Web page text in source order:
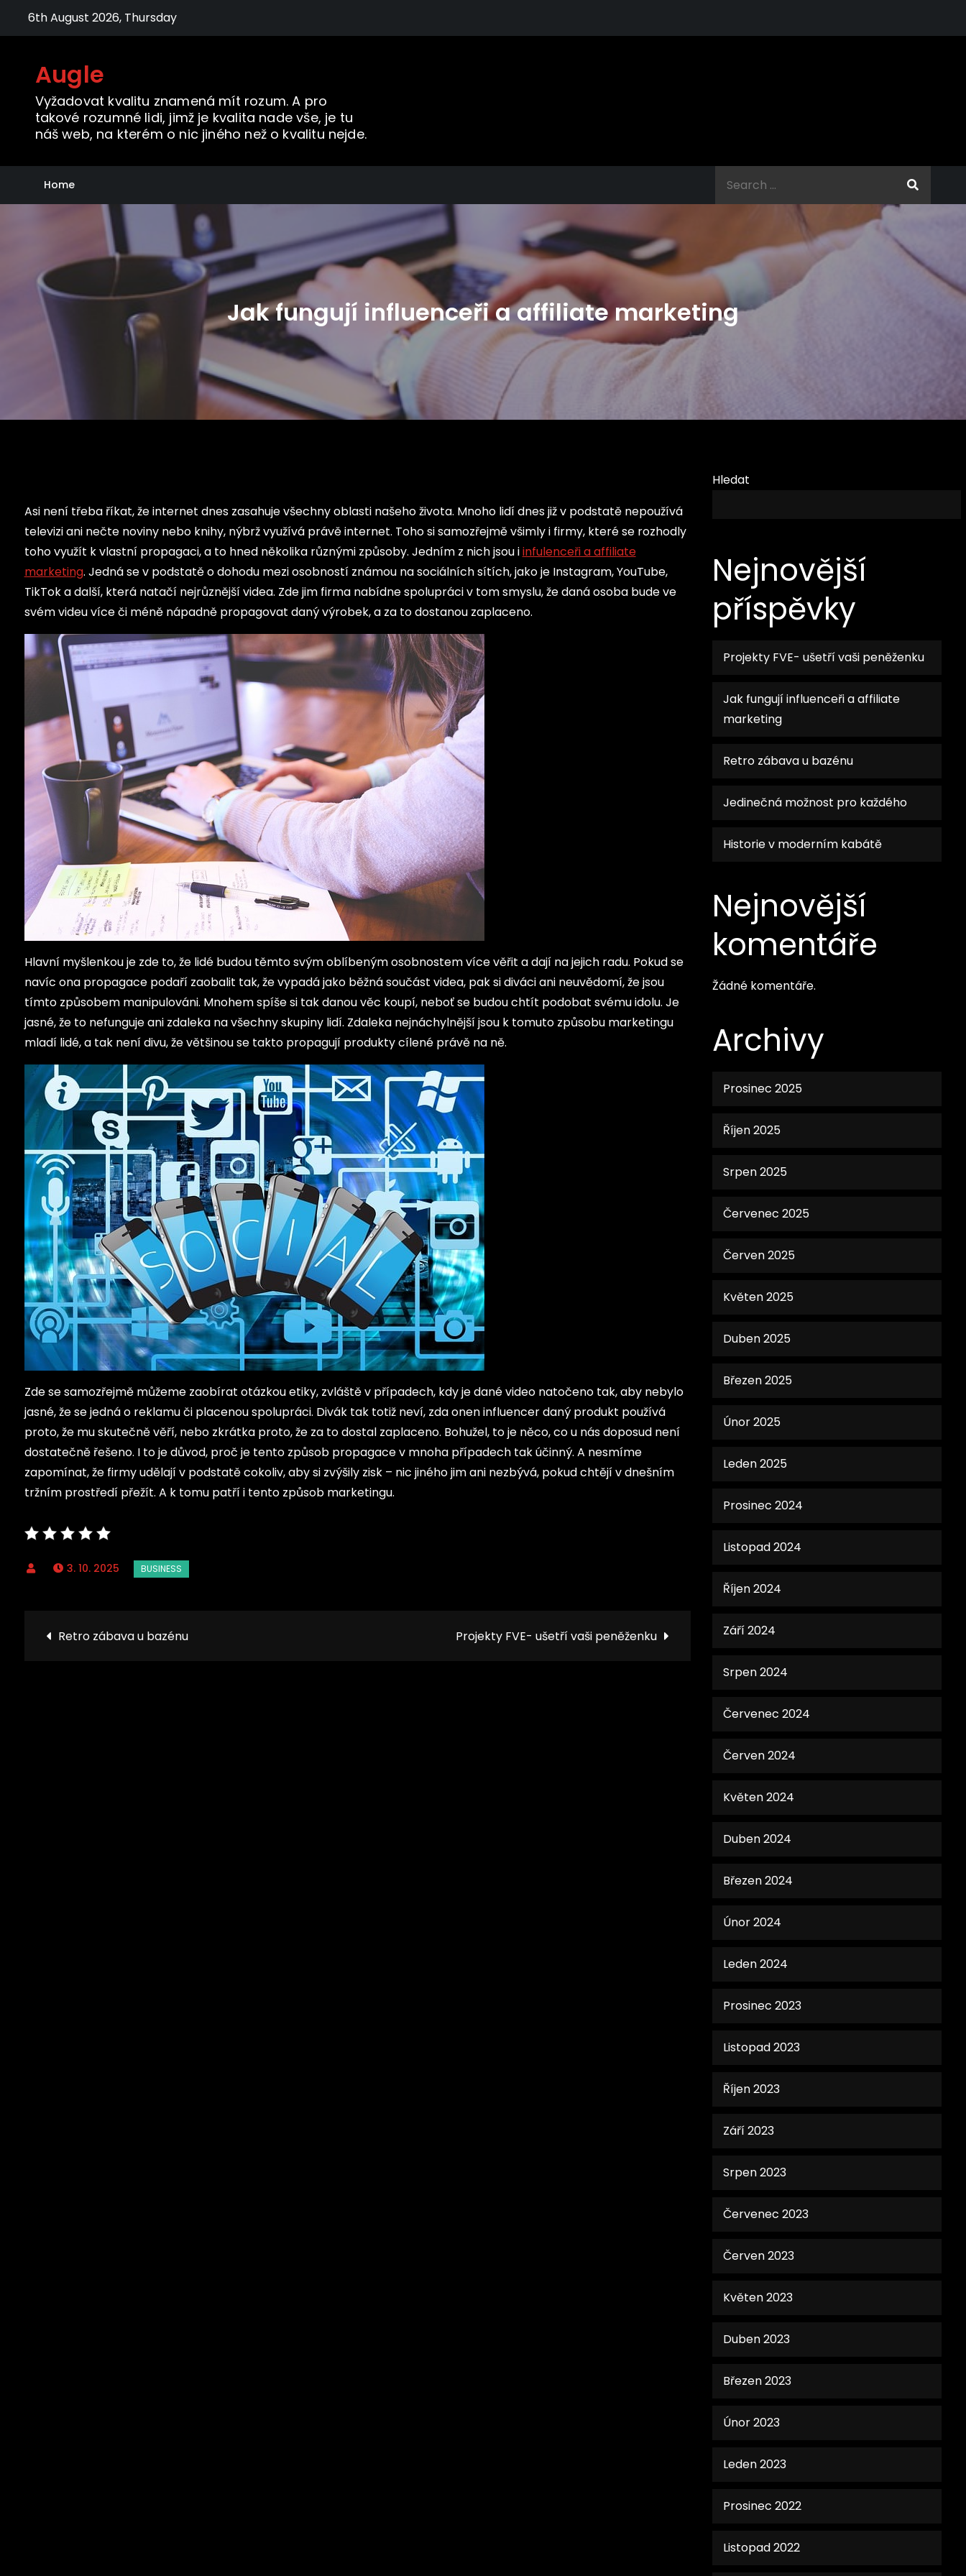
6th August 2026, Thursday
Augle
Vyžadovat kvalitu znamená mít rozum. A pro
takové rozumné lidi, jimž je kvalita nade vše, je tu
náš web, na kterém o nic jiného než o kvalitu nejde.
Home
Jak fungují influenceři a affiliate marketing
Asi není třeba říkat, že internet dnes zasahuje všechny oblasti našeho života. Mnoho lidí dnes již v podstatě nepoužívá
televizi ani nečte noviny nebo knihy, nýbrž využívá právě internet. Toho si samozřejmě všimly i firmy, které se rozhodly
toho využít k vlastní propagaci, a to hned několika různými způsoby. Jedním z nich jsou iinfulenceři a affiliate
marketing. Jedná se v podstatě o dohodu mezi osobností známou na sociálních sítích, jako je Instagram, YouTube,
TikTok a další, která natačí nejrůznější videa. Zde jim firma nabídne spolupráci v tom smyslu, že daná osoba bude ve
svém videu více či méně nápadně propagovat daný výrobek, a za to dostanou zaplaceno.
Hlavní myšlenkou je zde to, že lidé budou těmto svým oblíbeným osobnostem více věřit a dají na jejich radu. Pokud se
navíc ona propagace podaří zaobalit tak, že vypadá jako běžná součást videa, pak si diváci ani neuvědomí, že jsou
tímto způsobem manipulováni. Mnohem spíše si tak danou věc koupí, neboť se budou chtít podobat svému idolu. Je
jasné, že to nefunguje ani zdaleka na všechny skupiny lidí. Zdaleka nejnáchylnější jsou k tomuto způsobu marketingu
mladí lidé, a tak není divu, že většinou se takto propagují produkty cílené právě na ně.
Zde se samozřejmě můžeme zaobírat otázkou etiky, zvláště v případech, kdy je dané video natočeno tak, aby nebylo
jasné, že se jedná o reklamu či placenou spolupráci. Divák tak totiž neví, zda onen influencer daný produkt používá
proto, že mu skutečně věří, nebo zkrátka proto, že za to dostal zaplaceno. Bohužel, to je něco, co u nás doposud není
dostatečně řešeno. I to je důvod, proč je tento způsob propagace v mnoha případech tak účinný. A nesmíme
zapomínat, že firmy udělají v podstatě cokoliv, aby si zvýšily zisk – nic jiného jim ani nezbývá, pokud chtějí v dnešním
tržním prostředí přežít. A k tomu patří i tento způsob marketingu.
3. 10. 2025
Navigace
Retro zábava u bazénu Projekty FVE- ušetří vaši peněženku
Hledat
Nejnovější
příspěvky
Projekty FVE- ušetří vaši peněženku
Jak fungují influenceři a affiliate
marketing
Retro zábava u bazénu
Jedinečná možnost pro každého
Historie v moderním kabátě
Nejnovější
komentáře
Žádné komentáře.
Archivy
Prosinec 2025
Říjen 2025
Srpen 2025
Červenec 2025
Červen 2025
Květen 2025
Duben 2025
Březen 2025
Únor 2025
Leden 2025
Prosinec 2024
Listopad 2024
Říjen 2024
Září 2024
Srpen 2024
Červenec 2024
Červen 2024
Květen 2024
Duben 2024
Březen 2024
Únor 2024
Leden 2024
Prosinec 2023
Listopad 2023
Říjen 2023
Září 2023
Srpen 2023
Červenec 2023
Červen 2023
Květen 2023
Duben 2023
Březen 2023
Únor 2023
Leden 2023
Prosinec 2022
Listopad 2022